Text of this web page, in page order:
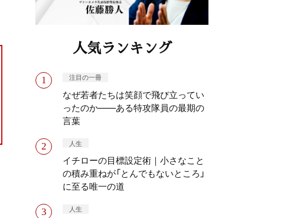
人気ランキング
注目の一冊
なぜ若者たちは笑顔で飛び立ってい
ったのか——ある特攻隊員の最期の
言葉
人生
イチローの目標設定術｜小さなこと
の積み重ねが「とんでもないところ」
に至る唯一の道
人生